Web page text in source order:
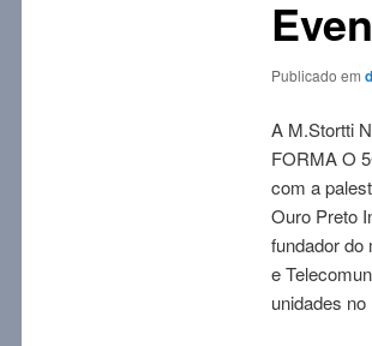
Publicado em
A M.Stortti
FORMA O
com a
Ouro Preto
fundador do
e
unidades